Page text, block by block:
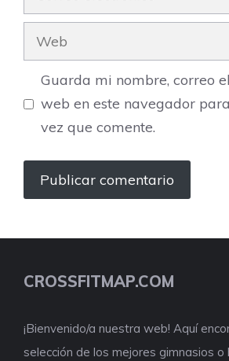
electrónico
Web
Guarda mi nombre, correo
web en este navegador
vez que comente.
CROSSFITMAP.COM
¡Bienvenido/a nuestra web! Aquí
selección de los mejores gimnasios o